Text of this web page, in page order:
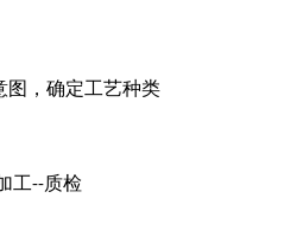
图，确定工艺种类
工--质检